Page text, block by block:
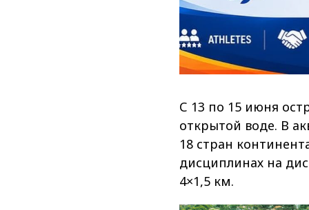
С 13 по 15 июня
открытой воде. В
18 стран
дисциплинах на
4×1,5 км.